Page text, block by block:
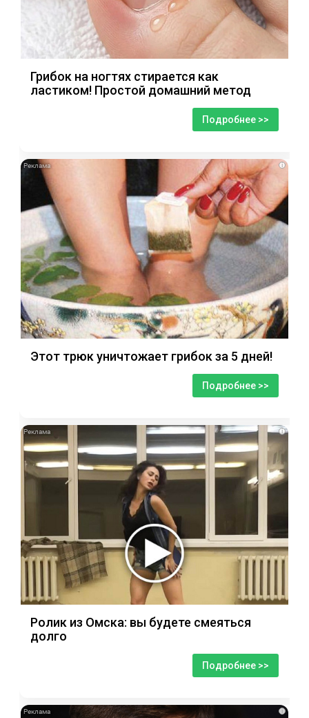
Грибок на ногтях стирается как
ластиком! Простой домашний метод
Подробнее >>
i
Этот трюк уничтожает грибок за 5 дней!
Подробнее >>
i
Ролик из Омска: вы будете смеяться
долго
Подробнее >>
i